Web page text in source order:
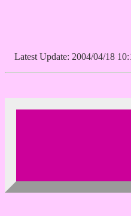
Latest Update: 2004/04/18